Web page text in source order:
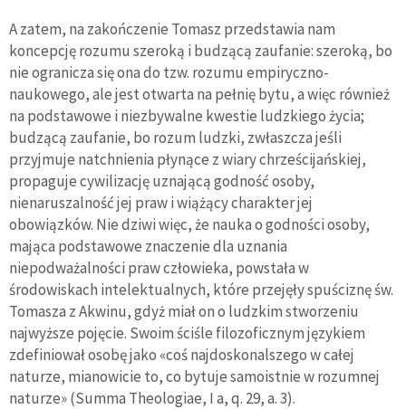
A zatem, na zakończenie Tomasz przedstawia nam
koncepcję rozumu szeroką i budzącą zaufanie: szeroką, bo
nie ogranicza się ona do tzw. rozumu empiryczno-
naukowego, ale jest otwarta na pełnię bytu, a więc również
na podstawowe i niezbywalne kwestie ludzkiego życia;
budzącą zaufanie, bo rozum ludzki, zwłaszcza jeśli
przyjmuje natchnienia płynące z wiary chrześcijańskiej,
propaguje cywilizację uznającą godność osoby,
nienaruszalność jej praw i wiążący charakter jej
obowiązków. Nie dziwi więc, że nauka o godności osoby,
mająca podstawowe znaczenie dla uznania
niepodważalności praw człowieka, powstała w
środowiskach intelektualnych, które przejęły spuściznę św.
Tomasza z Akwinu, gdyż miał on o ludzkim stworzeniu
najwyższe pojęcie. Swoim ściśle filozoficznym językiem
zdefiniował osobę jako «coś najdoskonalszego w całej
naturze, mianowicie to, co bytuje samoistnie w rozumnej
naturze» (Summa Theologiae, I a, q. 29, a. 3).